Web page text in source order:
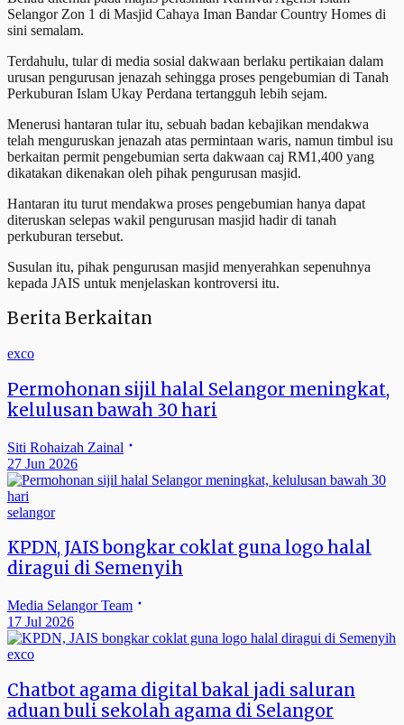
Selangor Zon 1 di Masjid Cahaya Iman Bandar Country Homes di
sini semalam.
Terdahulu, tular di media sosial dakwaan berlaku pertikaian dalam
urusan pengurusan jenazah sehingga proses pengebumian di Tanah
Perkuburan Islam Ukay Perdana tertangguh lebih sejam.
Menerusi hantaran tular itu, sebuah badan kebajikan mendakwa
telah menguruskan jenazah atas permintaan waris, namun timbul isu
berkaitan permit pengebumian serta dakwaan caj RM1,400 yang
dikatakan dikenakan oleh pihak pengurusan masjid.
Hantaran itu turut mendakwa proses pengebumian hanya dapat
diteruskan selepas wakil pengurusan masjid hadir di tanah
perkuburan tersebut.
Susulan itu, pihak pengurusan masjid menyerahkan sepenuhnya
kepada JAIS untuk menjelaskan kontroversi itu.
Berita Berkaitan
exco
Permohonan sijil halal Selangor meningkat,
kelulusan bawah 30 hari
Siti Rohaizah Zainal
27 Jun 2026
selangor
KPDN, JAIS bongkar coklat guna logo halal
diragui di Semenyih
Media Selangor Team
17 Jul 2026
exco
Chatbot agama digital bakal jadi saluran
aduan buli sekolah agama di Selangor